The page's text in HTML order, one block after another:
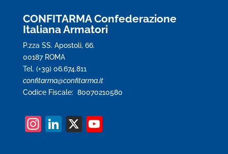
CONFITARMA Confederazione
Italiana Armatori
P.zza SS. Apostoli, 66.
00187 ROMA
Tel. (+39) 06.674.811
confitarma@confitarma.it
Codice Fiscale: 80070210580
In Li X Y